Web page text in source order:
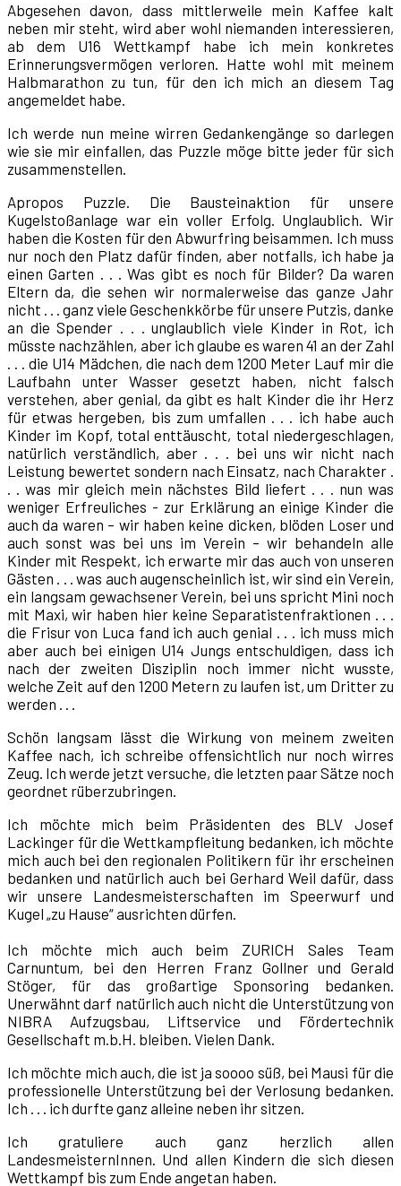
Abgesehen davon, dass mittlerweile mein Kaffee kalt
neben mir steht, wird aber wohl niemanden interessieren,
ab dem U16 Wettkampf habe ich mein konkretes
Erinnerungsvermögen verloren. Hatte wohl mit meinem
Halbmarathon zu tun, für den ich mich an diesem Tag
angemeldet habe.
Ich werde nun meine wirren Gedankengänge so darlegen
wie sie mir einfallen, das Puzzle möge bitte jeder für sich
zusammenstellen.
Apropos Puzzle. Die Bausteinaktion für unsere
Kugelstoßanlage war ein voller Erfolg. Unglaublich. Wir
haben die Kosten für den Abwurfring beisammen. Ich muss
nur noch den Platz dafür finden, aber notfalls, ich habe ja
einen Garten . . . Was gibt es noch für Bilder? Da waren
Eltern da, die sehen wir normalerweise das ganze Jahr
nicht . . . ganz viele Geschenkkörbe für unsere Putzis, danke
an die Spender . . . unglaublich viele Kinder in Rot, ich
müsste nachzählen, aber ich glaube es waren 41 an der Zahl
. . . die U14 Mädchen, die nach dem 1200 Meter Lauf mir die
Laufbahn unter Wasser gesetzt haben, nicht falsch
verstehen, aber genial, da gibt es halt Kinder die ihr Herz
für etwas hergeben, bis zum umfallen . . . ich habe auch
Kinder im Kopf, total enttäuscht, total niedergeschlagen,
natürlich verständlich, aber . . . bei uns wir nicht nach
Leistung bewertet sondern nach Einsatz, nach Charakter .
. . was mir gleich mein nächstes Bild liefert . . . nun was
weniger Erfreuliches - zur Erklärung an einige Kinder die
auch da waren – wir haben keine dicken, blöden Loser und
auch sonst was bei uns im Verein – wir behandeln alle
Kinder mit Respekt, ich erwarte mir das auch von unseren
Gästen . . . was auch augenscheinlich ist, wir sind ein Verein,
ein langsam gewachsener Verein, bei uns spricht Mini noch
mit Maxi, wir haben hier keine Separatistenfraktionen . . .
die Frisur von Luca fand ich auch genial . . . ich muss mich
aber auch bei einigen U14 Jungs entschuldigen, dass ich
nach der zweiten Disziplin noch immer nicht wusste,
welche Zeit auf den 1200 Metern zu laufen ist, um Dritter zu
werden . . .
Schön langsam lässt die Wirkung von meinem zweiten
Kaffee nach, ich schreibe offensichtlich nur noch wirres
Zeug. Ich werde jetzt versuche, die letzten paar Sätze noch
geordnet rüberzubringen.
Ich möchte mich beim Präsidenten des BLV Josef
Lackinger für die Wettkampfleitung bedanken, ich möchte
mich auch bei den regionalen Politikern für ihr erscheinen
bedanken und natürlich auch bei Gerhard Weil dafür, dass
wir unsere Landesmeisterschaften im Speerwurf und
Kugel „zu Hause“ ausrichten dürfen.
Ich möchte mich auch beim ZURICH Sales Team
Carnuntum, bei den Herren Franz Gollner und Gerald
Stöger, für das großartige Sponsoring bedanken.
Unerwähnt darf natürlich auch nicht die Unterstützung von
NIBRA Aufzugsbau, Liftservice und Fördertechnik
Gesellschaft m.b.H. bleiben. Vielen Dank.
Ich möchte mich auch, die ist ja soooo süß, bei Mausi für die
professionelle Unterstützung bei der Verlosung bedanken.
Ich . . . ich durfte ganz alleine neben ihr sitzen.
Ich gratuliere auch ganz herzlich allen
LandesmeisternInnen. Und allen Kindern die sich diesen
Wettkampf bis zum Ende angetan haben.